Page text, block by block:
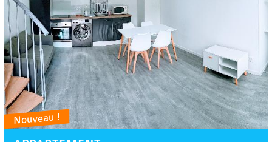
Nouveau !